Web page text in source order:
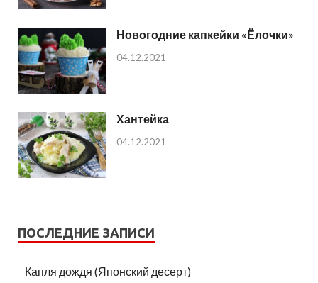
Новогодние капкейки «Ёлочки»
04.12.2021
Хантейка
04.12.2021
ПОСЛЕДНИЕ ЗАПИСИ
Капля дождя (Японский десерт)